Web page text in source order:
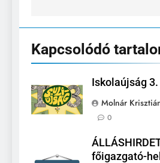
Kapcsolódó
Iskolaújság
Molnár
0
főigazgató-